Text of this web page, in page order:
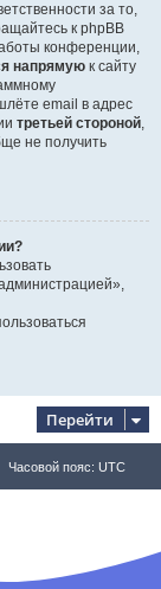
за то,
к phpBB
конференции,
напрямую к сайту
email в адрес
третьей стороной,
не получить
Перейти
Часовой пояс: UTC